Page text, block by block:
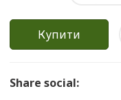
Купити
Share social: